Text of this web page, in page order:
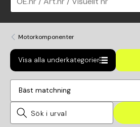
Motorkomponenter
Visa alla underkategorier
Bäst matchning